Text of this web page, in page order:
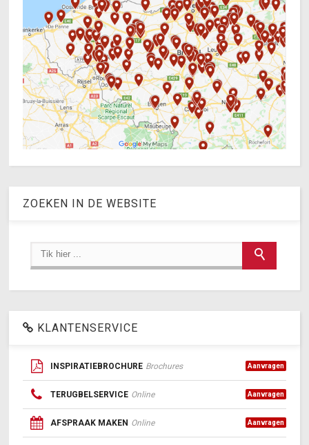
ZOEKEN IN DE WEBSITE
KLANTENSERVICE
INSPIRATIEBROCHURE Brochures Aanvragen
TERUGBELSERVICE Online Aanvragen
AFSPRAAK MAKEN Online Aanvragen